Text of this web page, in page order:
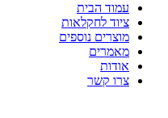
עמוד הבית
ציוד לחקלאות
מוצרים נוספים
מאמרים
אודות
צרו קשר